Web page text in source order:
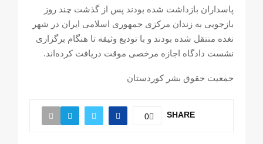
پاسداران بازداشت شده بودند پس از گذشت چند روز
بازجویی به زندان مرکزی جمهوری اسلامی ایران در شهر
نغده منتقل شده بودند و با تودیع وثیقه تا هنگام برگزاری
نشست دادگاه اجازه مرخصی موقت دریافت کرده‌اند.
جمعیت حقوق بشر کوردستان
SHARE
0